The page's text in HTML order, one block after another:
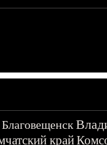
Благовещенск
край